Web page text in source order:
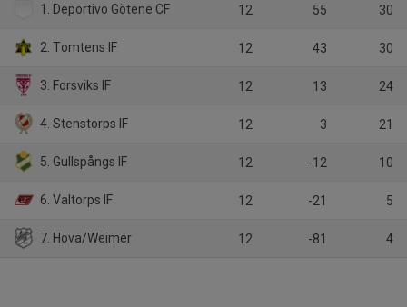
1. Deportivo Götene CF 12 55 30
2. Tomtens IF 12 43 30
3. Forsviks IF 12 13 24
4. Stenstorps IF 12 3 21
5. Gullspångs IF 12 -12 10
6. Valtorps IF 12 -21 5
7. Hova/Weimer 12 -81 4